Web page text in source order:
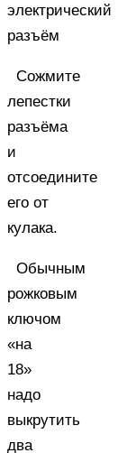
электрический
разъём
Сожмите
лепестки
разъёма
и
отсоедините
его от
кулака.
Обычным
рожковым
ключом
«на
18»
надо
выкрутить
два